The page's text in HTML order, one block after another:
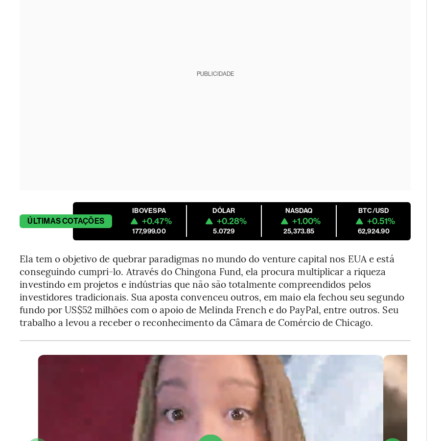
PUBLICIDADE
ÚLTIMASCOTAÇÕES
IBOVESPA
+0.47%
177,999.00
DÓLAR
+0.28%
5.0729
NASDAQ
+1.00%
25,373.85
BTC/USD
+0.51%
62,924.90
Ela tem o objetivo de quebrar paradigmas no mundo do venture capital nos EUA e está
conseguindo cumpri-lo. Através do Chingona Fund, ela procura multiplicar a riqueza
investindo em projetos e indústrias que não são totalmente compreendidos pelos
investidores tradicionais. Sua aposta convenceu outros, em maio ela fechou seu segundo
fundo por US$52 milhões com o apoio de Melinda French e do PayPal, entre outros. Seu
trabalho a levou a receber o reconhecimento da Câmara de Comércio de Chicago.